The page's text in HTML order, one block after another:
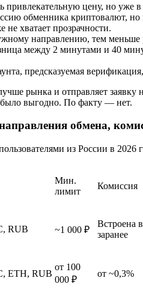
цену, но уже в
обменника криптовалют,
хватает прозрачности.
направлению, тем меньше
между 2 минутами и 40
предсказуемая
рынка и отправляет
было выгодно. По факту — нет.
обмена,
из России в 2026
Мин.
лимит
Комиссия
RUB ~1 000 ₽
Встроена
заранее
ETH, RUB
от 100
000 ₽
от ~0,3%